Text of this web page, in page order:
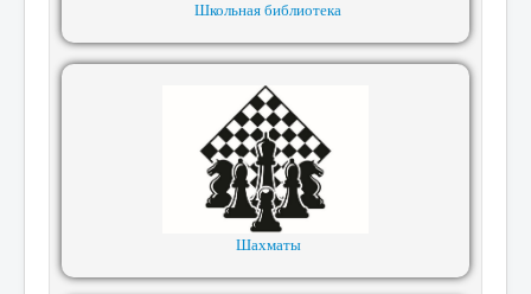
Школьная библиотека
Шахматы